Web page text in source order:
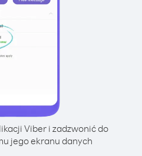
Viber i zadzwonić do
jego ekranu danych